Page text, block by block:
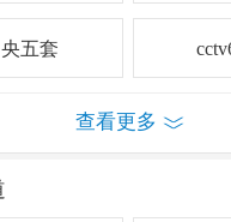
五套
查看更多